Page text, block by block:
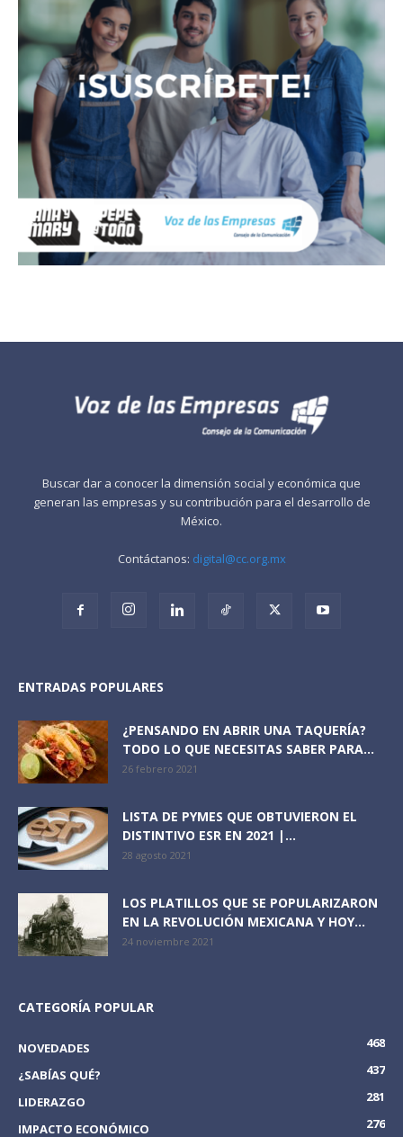
Buscar dar a conocer la dimensión social y económica que
generan las empresas y su contribución para el desarrollo de
México.
Contáctanos: digital@cc.org.mx
ENTRADAS POPULARES
¿PENSANDO EN ABRIR UNA TAQUERÍA?
TODO LO QUE NECESITAS SABER PARA...
26 febrero 2021
LISTA DE PYMES QUE OBTUVIERON EL
DISTINTIVO ESR EN 2021 |...
28 agosto 2021
LOS PLATILLOS QUE SE POPULARIZARON
EN LA REVOLUCIÓN MEXICANA Y HOY...
24 noviembre 2021
CATEGORÍA POPULAR
NOVEDADES
468
¿SABÍAS QUÉ?
437
LIDERAZGO
281
IMPACTO ECONÓMICO
276